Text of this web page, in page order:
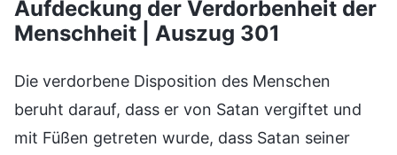
Aufdeckung der Verdorbenheit der
Menschheit | Auszug 301
Die verdorbene Disposition des Menschen
beruht darauf, dass er von Satan vergiftet und
mit Füßen getreten wurde, dass Satan seiner